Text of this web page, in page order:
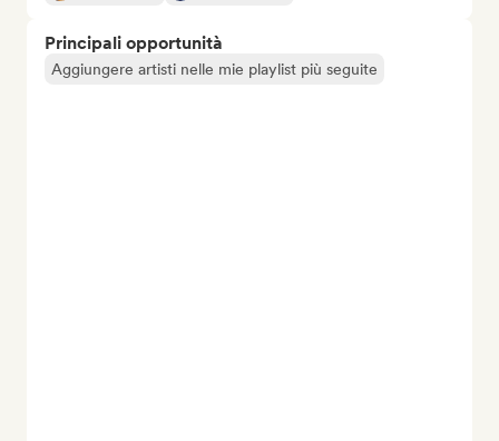
Principali opportunità
Aggiungere artisti nelle mie playlist più seguite